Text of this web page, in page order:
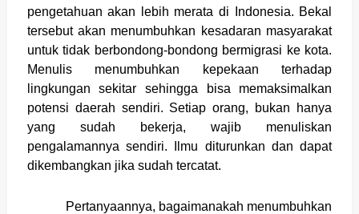
pengetahuan akan lebih merata di Indonesia. Bekal
tersebut akan menumbuhkan kesadaran masyarakat
untuk tidak berbondong-bondong bermigrasi ke kota.
Menulis menumbuhkan kepekaan terhadap
lingkungan sekitar sehingga bisa memaksimalkan
potensi daerah sendiri. Setiap orang, bukan hanya
yang sudah bekerja, wajib menuliskan
pengalamannya sendiri. Ilmu diturunkan dan dapat
dikembangkan jika sudah tercatat.
Pertanyaannya, bagaimanakah menumbuhkan